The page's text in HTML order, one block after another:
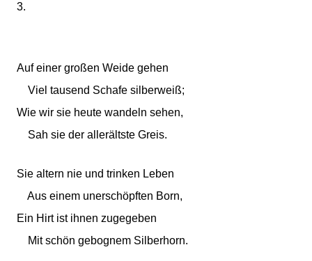
3.
Auf einer großen Weide gehen
Viel tausend Schafe silberweiß;
Wie wir sie heute wandeln sehen,
Sah sie der allerältste Greis.
Sie altern nie und trinken Leben
Aus einem unerschöpften Born,
Ein Hirt ist ihnen zugegeben
Mit schön gebognem Silberhorn.